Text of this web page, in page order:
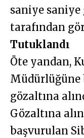
saniye
tarafından
Tutuklandı
Öte yandan,
Müdürlüğüne
gözaltına
Gözaltına
başvurulan